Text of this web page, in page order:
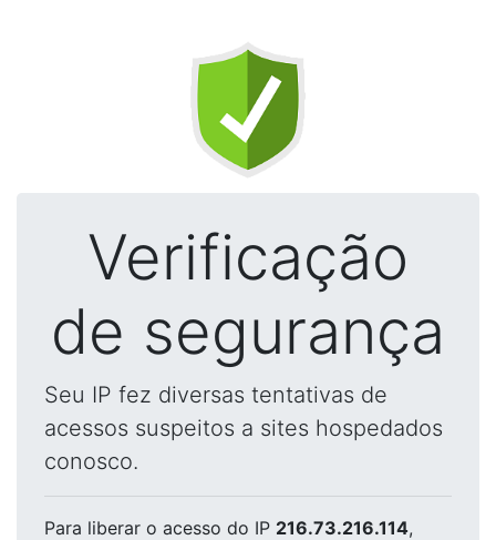
Verificação
de segurança
Seu IP fez diversas tentativas de
acessos suspeitos a sites hospedados
conosco.
Para liberar o acesso do IP 216.73.216.114,